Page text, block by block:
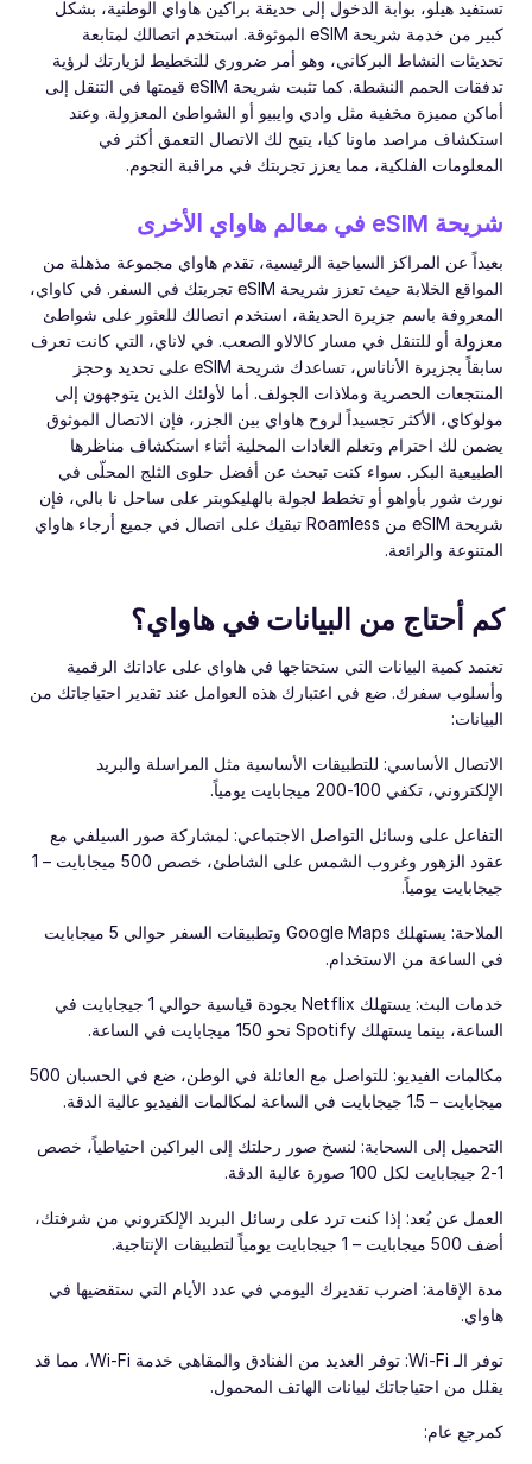
تستفيد هيلو، بوابة الدخول إلى حديقة براكين هاواي الوطنية، بشكل
كبير من خدمة شريحة eSIM الموثوقة. استخدم اتصالك لمتابعة
تحديثات النشاط البركاني، وهو أمر ضروري للتخطيط لزيارتك لرؤية
تدفقات الحمم النشطة. كما تثبت شريحة eSIM قيمتها في التنقل إلى
أماكن مميزة مخفية مثل وادي وايبيو أو الشواطئ المعزولة. وعند
استكشاف مراصد ماونا كيا، يتيح لك الاتصال التعمق أكثر في
المعلومات الفلكية، مما يعزز تجربتك في مراقبة النجوم.
شريحة eSIM في معالم هاواي الأخرى
بعيداً عن المراكز السياحية الرئيسية، تقدم هاواي مجموعة مذهلة من
المواقع الخلابة حيث تعزز شريحة eSIM تجربتك في السفر. في كاواي،
المعروفة باسم جزيرة الحديقة، استخدم اتصالك للعثور على شواطئ
معزولة أو للتنقل في مسار كالالاو الصعب. في لاناي، التي كانت تعرف
سابقاً بجزيرة الأناناس، تساعدك شريحة eSIM على تحديد وحجز
المنتجعات الحصرية وملاذات الجولف. أما لأولئك الذين يتوجهون إلى
مولوكاي، الأكثر تجسيداً لروح هاواي بين الجزر، فإن الاتصال الموثوق
يضمن لك احترام وتعلم العادات المحلية أثناء استكشاف مناظرها
الطبيعية البكر. سواء كنت تبحث عن أفضل حلوى الثلج المحلّى في
نورث شور بأواهو أو تخطط لجولة بالهليكوبتر على ساحل نا بالي، فإن
شريحة eSIM من Roamless تبقيك على اتصال في جميع أرجاء هاواي
المتنوعة والرائعة.
كم أحتاج من البيانات في هاواي؟
تعتمد كمية البيانات التي ستحتاجها في هاواي على عاداتك الرقمية
وأسلوب سفرك. ضع في اعتبارك هذه العوامل عند تقدير احتياجاتك من
البيانات:
الاتصال الأساسي: للتطبيقات الأساسية مثل المراسلة والبريد
الإلكتروني، تكفي 100-200 ميجابايت يومياً.
التفاعل على وسائل التواصل الاجتماعي: لمشاركة صور السيلفي مع
عقود الزهور وغروب الشمس على الشاطئ، خصص 500 ميجابايت – 1
جيجابايت يومياً.
الملاحة: يستهلك Google Maps وتطبيقات السفر حوالي 5 ميجابايت
في الساعة من الاستخدام.
خدمات البث: يستهلك Netflix بجودة قياسية حوالي 1 جيجابايت في
الساعة، بينما يستهلك Spotify نحو 150 ميجابايت في الساعة.
مكالمات الفيديو: للتواصل مع العائلة في الوطن، ضع في الحسبان 500
ميجابايت – 1.5 جيجابايت في الساعة لمكالمات الفيديو عالية الدقة.
التحميل إلى السحابة: لنسخ صور رحلتك إلى البراكين احتياطياً، خصص
1-2 جيجابايت لكل 100 صورة عالية الدقة.
العمل عن بُعد: إذا كنت ترد على رسائل البريد الإلكتروني من شرفتك،
أضف 500 ميجابايت – 1 جيجابايت يومياً لتطبيقات الإنتاجية.
مدة الإقامة: اضرب تقديرك اليومي في عدد الأيام التي ستقضيها في
هاواي.
توفر الـ Wi-Fi: توفر العديد من الفنادق والمقاهي خدمة Wi-Fi، مما قد
يقلل من احتياجاتك لبيانات الهاتف المحمول.
كمرجع عام: